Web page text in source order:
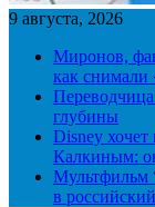
9 августа, 2026
Миронов,
как снимали
глубины
Disney
Калкиным:
Мультфильм
в